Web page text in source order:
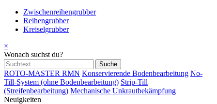
Zwischenreihengrubber
Reihengrubber
Kreiselgrubber
×
Wonach suchst du?
ROTO-MASTER RMN Konservierende Bodenbearbeitung No-
Till-System (ohne Bodenbearbeitung) Strip-Till
(Streifenbearbeitung) Mechanische Unkrautbekämpfung
Neuigkeiten